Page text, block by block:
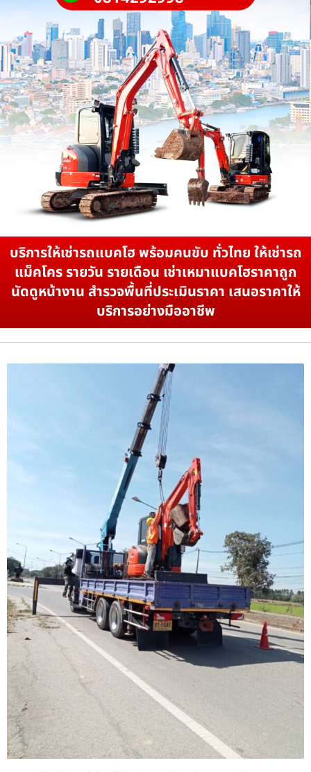
บริการให้เช่ารถแบคโฮ พร้อมคนขับ ทั่วไทย ให้เช่ารถ
แม็คโคร รายวัน รายเดือน เช่าเหมาแบคโฮราคาถูก
นัดดูหน้างาน สำรวจพื้นที่ประเมินราคา เสนอราคาให้
บริการอย่างมืออาชีพ